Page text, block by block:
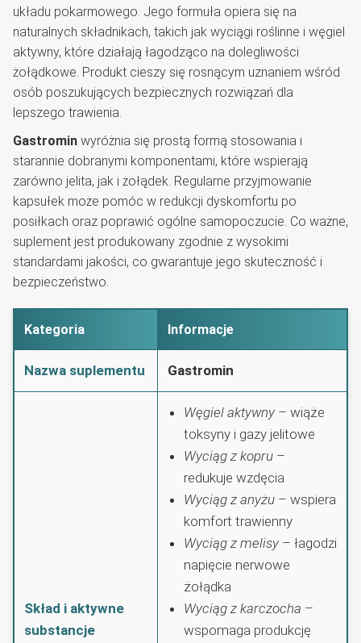
układu pokarmowego. Jego formuła opiera się na
naturalnych składnikach, takich jak wyciągi roślinne i węgiel
aktywny, które działają łagodząco na dolegliwości
żołądkowe. Produkt cieszy się rosnącym uznaniem wśród
osób poszukujących bezpiecznych rozwiązań dla
lepszego trawienia.
Gastromin wyróżnia się prostą formą stosowania i
starannie dobranymi komponentami, które wspierają
zarówno jelita, jak i żołądek. Regularne przyjmowanie
kapsułek może pomóc w redukcji dyskomfortu po
posiłkach oraz poprawić ogólne samopoczucie. Co ważne,
suplement jest produkowany zgodnie z wysokimi
standardami jakości, co gwarantuje jego skuteczność i
bezpieczeństwo.
Kategoria Informacje
Nazwa suplementu Gastromin
Skład i aktywne
substancje
Węgiel aktywny – wiąże
toksyny i gazy jelitowe
Wyciąg z kopru –
redukuje wzdęcia
Wyciąg z anyżu – wspiera
komfort trawienny
Wyciąg z melisy – łagodzi
napięcie nerwowe
żołądka
Wyciąg z karczocha –
wspomaga produkcję